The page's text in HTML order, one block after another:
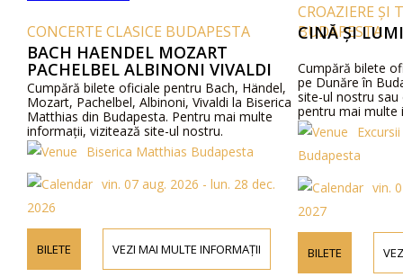
CONCERTE CLASICE BUDAPESTA
BACH HAENDEL MOZART
PACHELBEL ALBINONI VIVALDI
Cumpără bilete oficiale pentru Bach, Händel,
Mozart, Pachelbel, Albinoni, Vivaldi la Biserica
Matthias din Budapesta. Pentru mai multe
informații, vizitează site-ul nostru.
Biserica Matthias Budapesta
vin. 07 aug. 2026 - lun. 28 dec.
2026
BILETE VEZI MAI MULTE INFORMAȚII
CROAZIERE ȘI
BUDAPESTA
CINĂ ȘI
Cumpără bilete
pe Dunăre în
site-ul nostru
pentru mai multe
detalii despre
Budapesta
vin.
2027
BILETE